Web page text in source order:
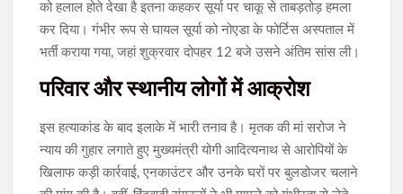
को हलाल होते देखा है इतना कहकर सूर्या पर चाकू से ताबड़तोड़ हमला
कर दिया। गंभीर रूप से घायल सूर्या को नोएडा के फोर्टिस अस्पताल में
भर्ती कराया गया, जहां शुक्रवार दोपहर 12 बजे उसने अंतिम सांस ली।
परिवार और स्थानीय लोगों में आक्रोश
​इस हत्याकांड के बाद इलाके में भारी तनाव है। मृतक की मां सरोज ने
न्याय की गुहार लगाते हुए मुख्यमंत्री योगी आदित्यनाथ से आरोपियों के
खिलाफ कड़ी कार्रवाई, एनकाउंटर और उनके घरों पर बुलडोजर चलाने